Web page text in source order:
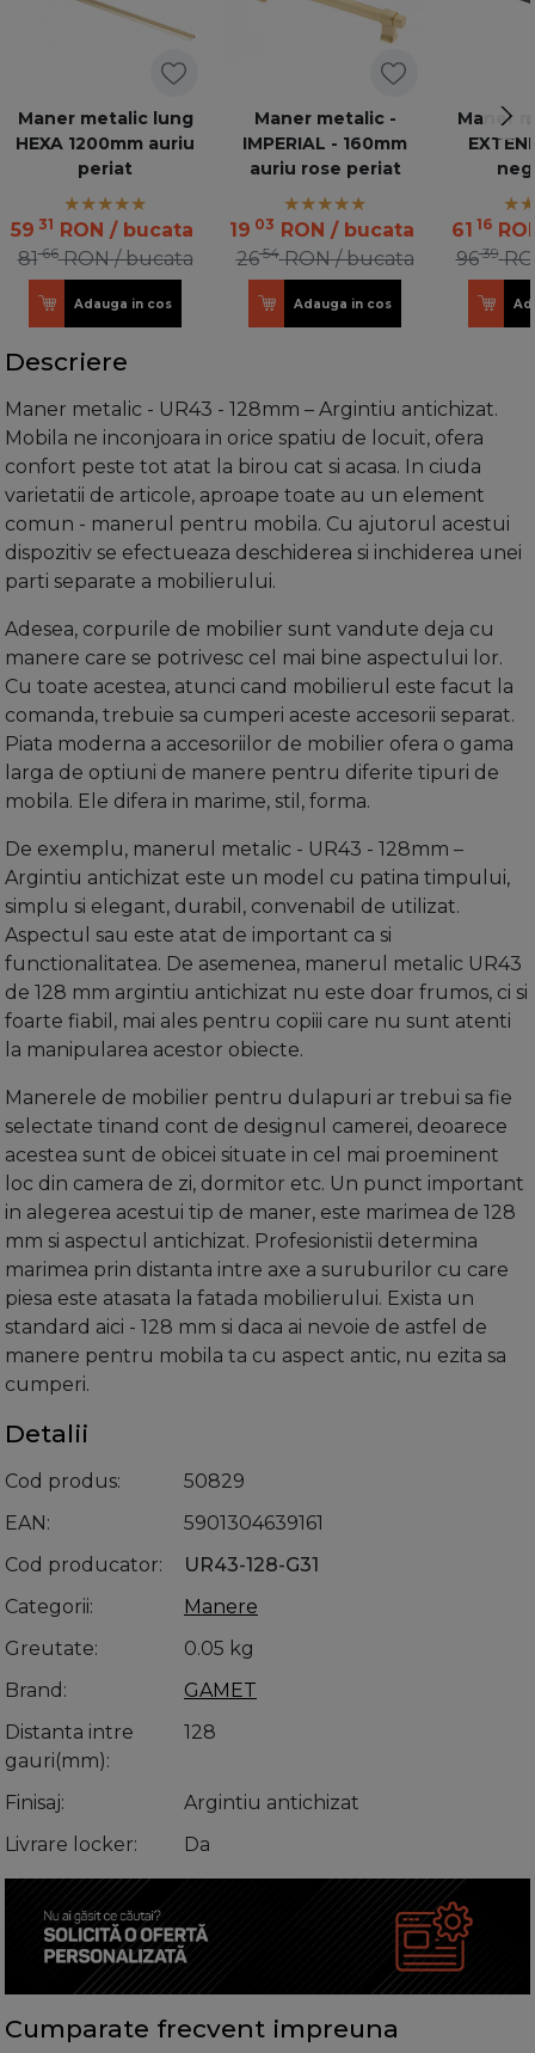
Maner metalic lung
HEXA 1200mm auriu
periat
59 31 RON / bucata
8166 RON / bucata
Adauga in cos
Maner metalic -
IMPERIAL - 160mm
auriu rose periat
19 03 RON / bucata
2654 RON / bucata
Adauga in cos
Maner
61 16
9639
Descriere
Maner metalic - UR43 - 128mm – Argintiu antichizat.
Mobila ne inconjoara in orice spatiu de locuit, ofera
confort peste tot atat la birou cat si acasa. In ciuda
varietatii de articole, aproape toate au un element
comun - manerul pentru mobila. Cu ajutorul acestui
dispozitiv se efectueaza deschiderea si inchiderea unei
parti separate a mobilierului.
Adesea, corpurile de mobilier sunt vandute deja cu
manere care se potrivesc cel mai bine aspectului lor.
Cu toate acestea, atunci cand mobilierul este facut la
comanda, trebuie sa cumperi aceste accesorii separat.
Piata moderna a accesoriilor de mobilier ofera o gama
larga de optiuni de manere pentru diferite tipuri de
mobila. Ele difera in marime, stil, forma.
De exemplu, manerul metalic - UR43 - 128mm –
Argintiu antichizat este un model cu patina timpului,
simplu si elegant, durabil, convenabil de utilizat.
Aspectul sau este atat de important ca si
functionalitatea. De asemenea, manerul metalic UR43
de 128 mm argintiu antichizat nu este doar frumos, ci si
foarte fiabil, mai ales pentru copiii care nu sunt atenti
la manipularea acestor obiecte.
Manerele de mobilier pentru dulapuri ar trebui sa fie
selectate tinand cont de designul camerei, deoarece
acestea sunt de obicei situate in cel mai proeminent
loc din camera de zi, dormitor etc. Un punct important
in alegerea acestui tip de maner, este marimea de 128
mm si aspectul antichizat. Profesionistii determina
marimea prin distanta intre axe a suruburilor cu care
piesa este atasata la fatada mobilierului. Exista un
standard aici - 128 mm si daca ai nevoie de astfel de
manere pentru mobila ta cu aspect antic, nu ezita sa
cumperi.
Detalii
Cod produs
50829
EAN
5901304639161
Cod producator
UR43-128-G31
Categorii
Manere
Greutate
0.05 kg
Brand
GAMET
Distanta intre
gauri(mm)
128
Finisaj
Argintiu antichizat
Livrare locker
Da
Cumparate frecvent impreuna